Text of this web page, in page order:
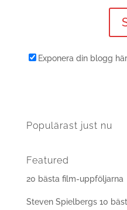
Exponera din blogg
Populärast just nu
Featured
20 bästa film-uppföljarna
Steven Spielbergs 10